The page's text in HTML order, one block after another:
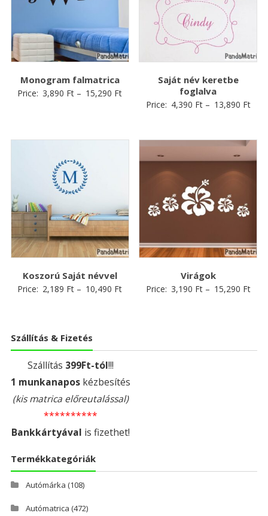
Monogram falmatrica
Price: 3,890 Ft – 15,290 Ft
Saját név keretbe
foglalva
Price: 4,390 Ft– 13,890 Ft
Koszorú Saját névvel
Price: 2,189 Ft – 10,490 Ft
Virágok
Price: 3,190 Ft– 15,290 Ft
Szállítás & Fizetés
Szállítás 399Ft-tól!!!
1 munkanaposkézbesítés
(kis matrica előreutalással)
**********
Bankkártyával is fizethet!
Termékkategóriák
Autómárka (108)
Autómatrica (472)